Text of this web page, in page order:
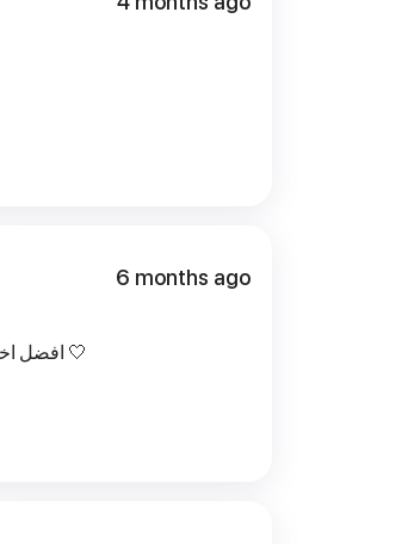
6 months ago
افضل اخصائية مرت عليّ مهما شفت ناس إلا إني ارجع لها 🤍